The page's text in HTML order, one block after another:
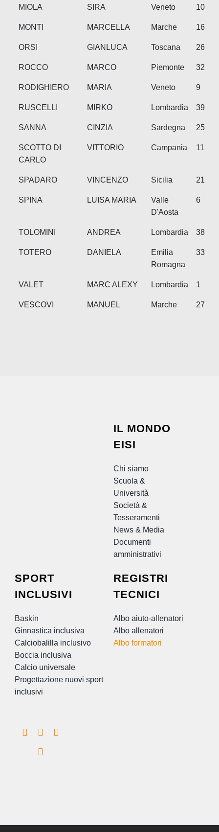
MIOLA SIRA Veneto 10
MONTI MARCELLA Marche 16
ORSI GIANLUCA Toscana 26
ROCCO MARCO Piemonte 32
RODIGHIERO MARIA Veneto 9
RUSCELLI MIRKO Lombardia 39
SANNA CINZIA Sardegna 25
SCOTTO DI
CARLO
VITTORIO Campania 11
SPADARO VINCENZO Sicilia 21
SPINA LUISA MARIA
Valle
D'Aosta
6
TOLOMINI ANDREA Lombardia 38
TOTERO DANIELA
Emilia
Romagna
33
VALET MARC ALEXY Lombardia 1
VESCOVI MANUEL Marche 27
IL MONDO
EISI
Chi siamo
Scuola &
Università
Società &
Tesseramenti
News & Media
Documenti
amministrativi
SPORT
INCLUSIVI
Baskin
Ginnastica inclusiva
Calciobalilla inclusivo
Boccia inclusiva
Calcio universale
Progettazione nuovi sport
inclusivi
REGISTRI
TECNICI
Albo aiuto-allenatori
Albo allenatori
Albo formatori